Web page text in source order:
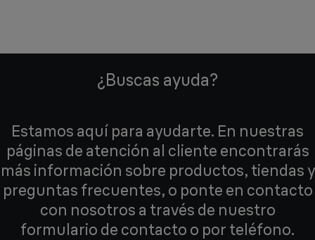
¿Buscas ayuda?
Estamos aquí para ayudarte. En nuestras
páginas de atención al cliente encontrarás
más información sobre productos, tiendas y
preguntas frecuentes, o ponte en contacto
con nosotros a través de nuestro
formulario de contacto o por teléfono.